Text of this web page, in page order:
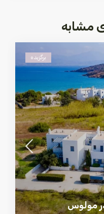
مشابه
برگزیده
مولوس